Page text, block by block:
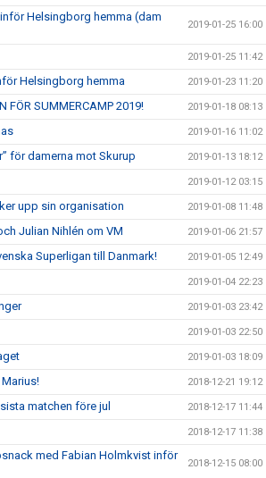
Helsingborg hemma (dam
2019-01-25 16:00
2019-01-25 11:42
Helsingborg hemma 2019-01-23 11:20
FÖR SUMMERCAMP 2019! 2019-01-18 08:13
2019-01-16 11:02
för damerna mot Skurup 2019-01-13 18:12
2019-01-12 03:15
upp sin organisation 2019-01-08 11:48
Julian Nihlén om VM 2019-01-06 21:57
Superligan till Danmark! 2019-01-05 12:49
2019-01-04 22:23
2019-01-03 23:42
2019-01-03 22:50
2019-01-03 18:09
2018-12-21 19:12
matchen före jul 2018-12-17 11:44
2018-12-17 11:38
med Fabian Holmkvist inför
2018-12-15 08:00